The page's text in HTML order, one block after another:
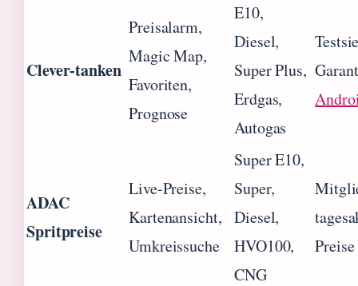
Clever-tanken
Preisalarm,
Magic Map,
Favoriten,
Prognose
E10,
Diesel,
Super Plus,
Erdgas,
Autogas
ADAC
Spritpreise
Live-Preise,
Kartenansicht,
Umkreissuche
Super E10,
Super,
Diesel,
HVO100,
CNG
Preise